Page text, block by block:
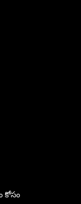
కోసం